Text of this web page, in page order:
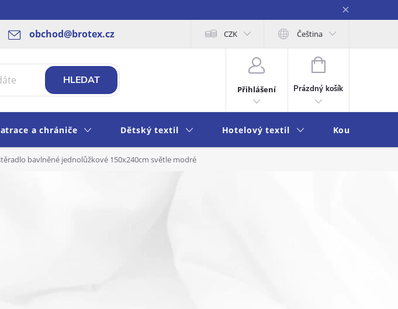
obchod@brotex.cz
Obchodní podmínky Ochrana osobních údajů Moje objednávka
CZK Čeština
HLEDAT
Přihlášení
NÁKUPNÍ
KOŠÍK
Prázdný košík
a chrániče Dětský textil Hotelový textil Koupelna a
bavlněné jednolůžkové 150x240cm světle modré